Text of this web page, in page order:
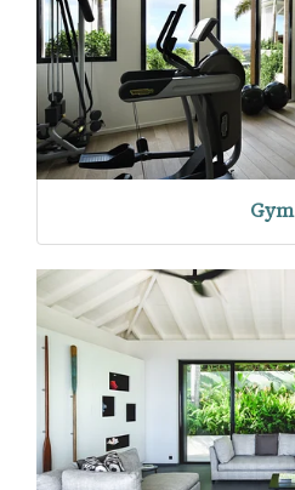
Gym